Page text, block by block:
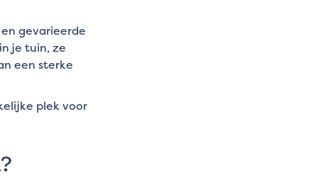
gevarieerde
je tuin, ze
een sterke
plek voor